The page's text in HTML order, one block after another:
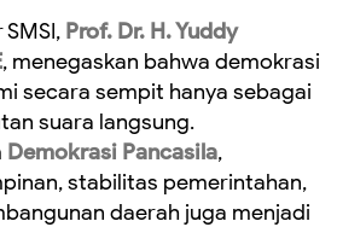
Prof. Dr. H. Yuddy
, menegaskan bahwa demokrasi
secara sempit hanya sebagai
suara langsung.
Demokrasi Pancasila,
stabilitas pemerintahan,
daerah juga menjadi